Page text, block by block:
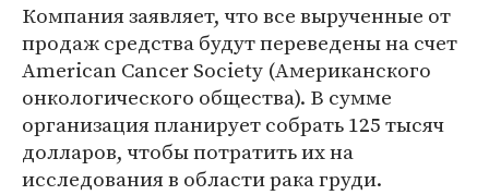
Компания заявляет, что все вырученные от
продаж средства будут переведены на счет
American Cancer Society (Американского
онкологического общества). В сумме
организация планирует собрать 125 тысяч
долларов, чтобы потратить их на
исследования в области рака груди.